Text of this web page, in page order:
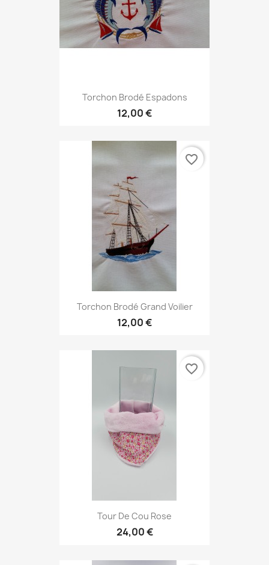
Torchon Brodé Espadons
12,00 €
Torchon Brodé Grand Voilier
12,00 €
favorite_border
Tour De Cou Rose
24,00 €
favorite_border